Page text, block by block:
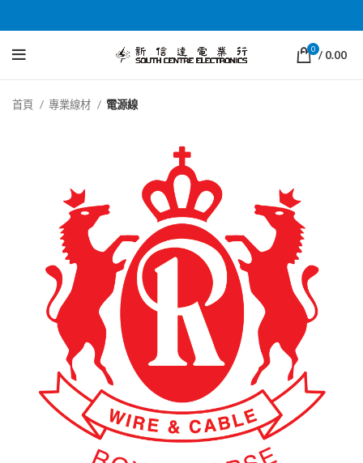
0 / 0.00
首頁 專業線材 電源線